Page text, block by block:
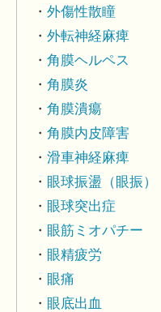
外傷性散瞳
外転神経麻痺
角膜ヘルペス
角膜炎
角膜潰瘍
角膜内皮障害
滑車神経麻痺
眼球振盪（眼振）
眼球突出症
眼筋ミオパチー
眼精疲労
眼痛
眼底出血